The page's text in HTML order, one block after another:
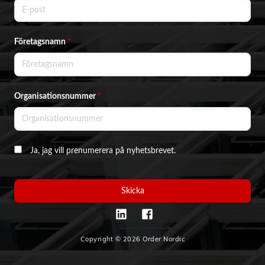
Företagsnamn*
Organisationsnummer *
Ja, jag vill prenumerera på nyhetsbrevet.
Skicka
Copyright © 2026 Order Nordic